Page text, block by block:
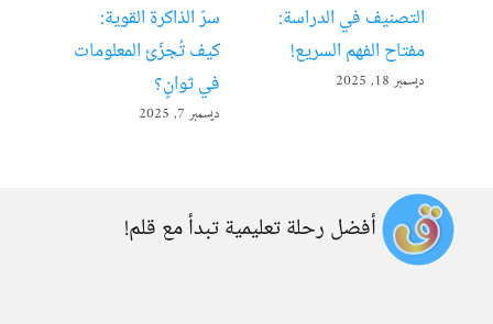
التصنيف في الدراسة:
مفتاح الفهم السريع!
ديسمبر 18, 2025
سرّ الذاكرة القوية:
كيف تُجزّئ المعلومات
في ثوانٍ؟
ديسمبر 7, 2025
أفضل رحلة تعليمية تبدأ مع قلم!